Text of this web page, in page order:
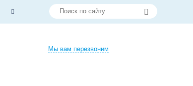
Мы вам перезвоним